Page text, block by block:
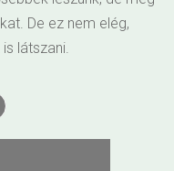
De ez nem elég,
látszani.